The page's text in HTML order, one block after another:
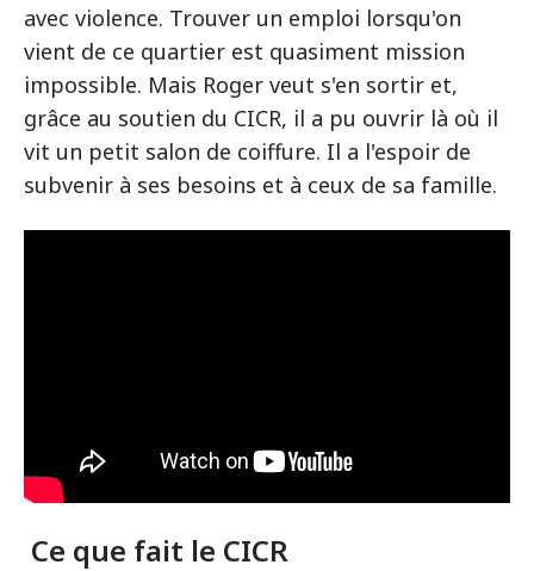
avec violence. Trouver un emploi lorsqu'on
vient de ce quartier est quasiment mission
impossible. Mais Roger veut s'en sortir et,
grâce au soutien du CICR, il a pu ouvrir là où il
vit un petit salon de coiffure. Il a l'espoir de
subvenir à ses besoins et à ceux de sa famille.
Ce que fait le CICR